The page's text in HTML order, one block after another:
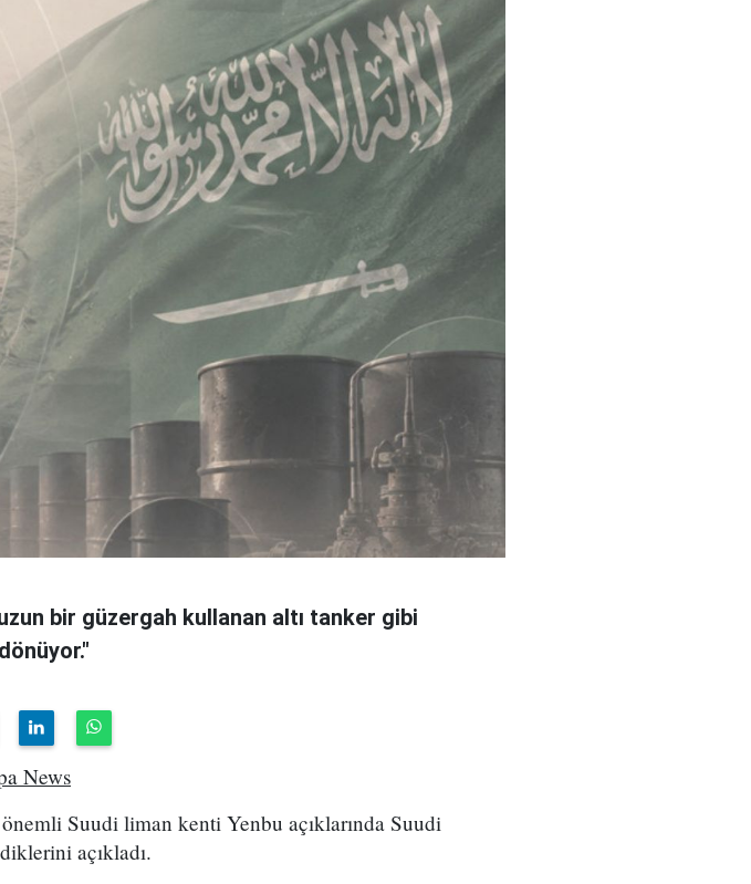
bir güzergah kullanan altı tanker gibi
News
Suudi liman kenti Yenbu açıklarında Suudi
açıkladı.